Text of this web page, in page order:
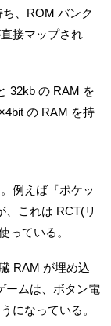
、ROM バンク
接マップされ
32kb の RAM を
の RAM を持
例えば『ポケッ
、これは RCT(リ
っている。
RAM が埋め込
ームは、ボタン電
になっている。